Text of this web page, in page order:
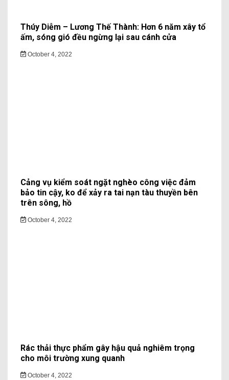
Thúy Diễm – Lương Thế Thành: Hơn 6 năm xây tổ
ấm, sóng gió đều ngừng lại sau cánh cửa
October 4, 2022
Cảng vụ kiểm soát ngặt nghèo công việc đảm
bảo tin cậy, ko để xảy ra tai nạn tàu thuyền bên
trên sông, hồ
October 4, 2022
Rác thải thực phẩm gây hậu quả nghiêm trọng
cho môi trường xung quanh
October 4, 2022